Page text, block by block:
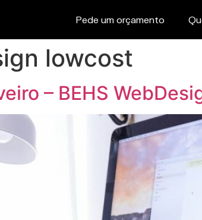
Pede um orçamento
lowcost
– BEHS